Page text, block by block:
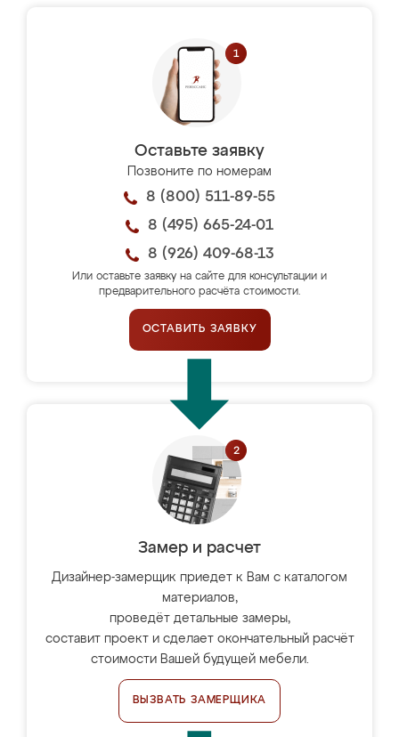
Оставьте заявку
Позвоните по номерам
8 (800) 511-89-55
8 (495) 665-24-01
8 (926) 409-68-13
Или оставьте заявку на сайте для консультации и
предварительного расчёта стоимости.
ОСТАВИТЬ ЗАЯВКУ
Замер и расчет
Дизайнер-замерщик приедет к Вам с каталогом
материалов,
проведёт детальные замеры,
составит проект и сделает окончательный расчёт
стоимости Вашей будущей мебели.
ВЫЗВАТЬ ЗАМЕРЩИКА